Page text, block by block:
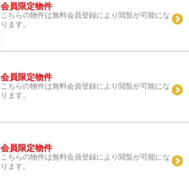
会員限定物件
こちらの物件は無料会員登録により閲覧が可能にな
ります。
会員限定物件
こちらの物件は無料会員登録により閲覧が可能にな
ります。
会員限定物件
こちらの物件は無料会員登録により閲覧が可能にな
ります。